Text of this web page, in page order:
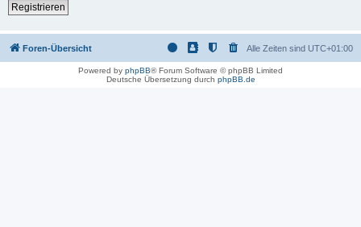
Registrieren
Foren-Übersicht Alle Zeiten sind UTC+01:00
Powered by phpBB® Forum Software © phpBB Limited
Deutsche Übersetzung durch phpBB.de